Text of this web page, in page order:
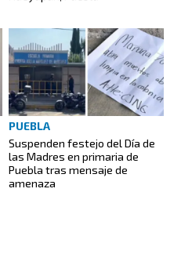
PUEBLA
Suspenden festejo del Día de
las Madres en primaria de
Puebla tras mensaje de
amenaza